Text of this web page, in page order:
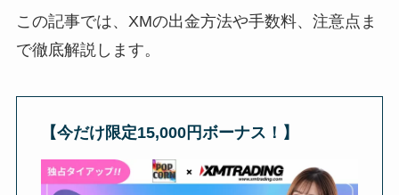
この記事では、XMの出金方法や手数料、注意点ま
で徹底解説します。
【今だけ限定15,000円ボーナス！】